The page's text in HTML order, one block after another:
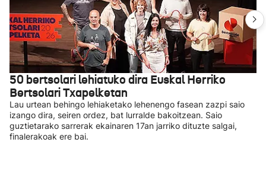
50 bertsolari lehiatuko dira Euskal Herriko
Bertsolari Txapelketan
Lau urtean behingo lehiaketako lehenengo fasean zazpi saio
izango dira, seiren ordez, bat lurralde bakoitzean. Saio
guztietarako sarrerak ekainaren 17an jarriko dituzte salgai,
finalerakoak ere bai.